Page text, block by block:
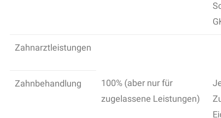
Zahnarztleistungen
Zahnbehandlung
100% (aber nur für
zugelassene Leistungen)